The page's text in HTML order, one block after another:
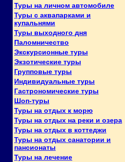
Туры на личном автомобиле
Туры с аквапарками и
купальнями
Туры выходного дня
Паломничество
Экскурсионные туры
Экзотические туры
Групповые туры
Индивидуальные туры
Гастрономические туры
Шоп-туры
Туры на отдых к морю
Туры на отдых на реки и озера
Туры на отдых в коттеджи
Туры на отдых санатории и
пансионаты
Туры на лечение